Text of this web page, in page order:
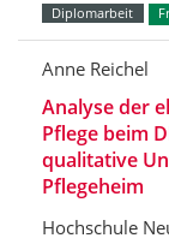
Diplomarbeit
Anne Reichel
Analyse der
Pflege beim
qualitative
Pflegeheim
Hochschule